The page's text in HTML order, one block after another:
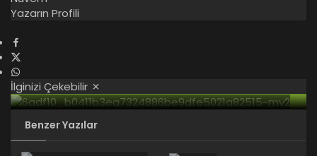
Yazarın Profili
İlginizi Çekebilir
2 hafta önce
Microsoft Rakiplerine Meydan Okudu: Yeni
Yapay Zeka Destekli Siber Güvenlik
Araçlarını Tanıttı
Benzer Yazılar